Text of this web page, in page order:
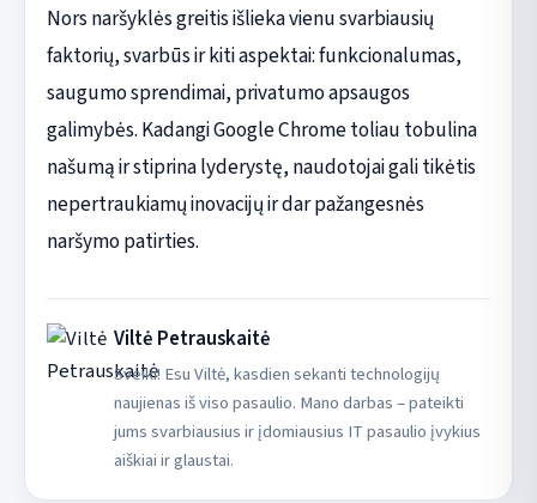
Nors naršyklės greitis išlieka vienu svarbiausių
faktorių, svarbūs ir kiti aspektai: funkcionalumas,
saugumo sprendimai, privatumo apsaugos
galimybės. Kadangi Google Chrome toliau tobulina
našumą ir stiprina lyderystę, naudotojai gali tikėtis
nepertraukiamų inovacijų ir dar pažangesnės
naršymo patirties.
Viltė Petrauskaitė
Sveiki! Esu Viltė, kasdien sekanti technologijų
naujienas iš viso pasaulio. Mano darbas – pateikti
jums svarbiausius ir įdomiausius IT pasaulio įvykius
aiškiai ir glaustai.